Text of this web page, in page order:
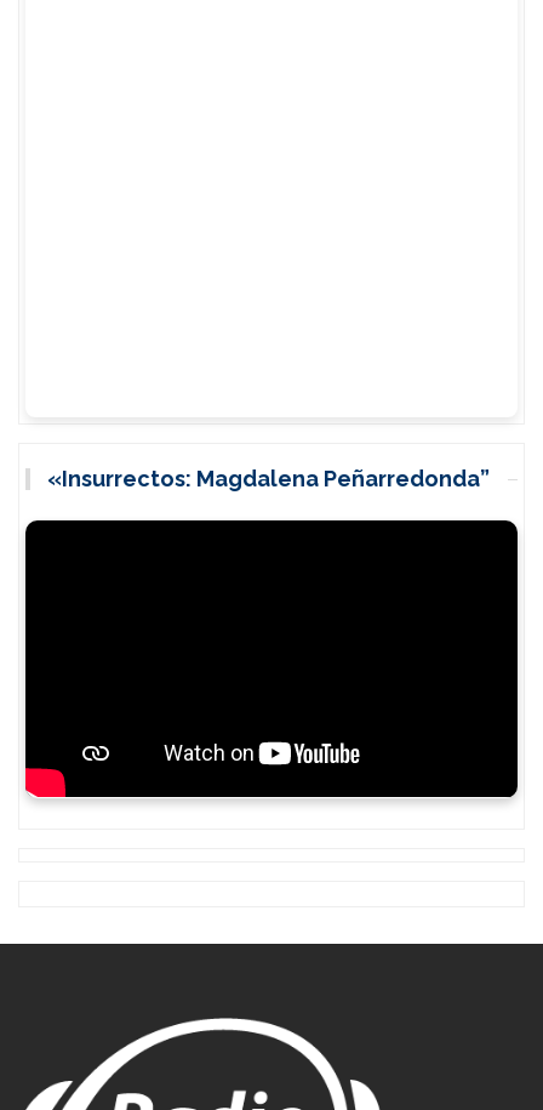
«Insurrectos: Magdalena Peñarredonda”